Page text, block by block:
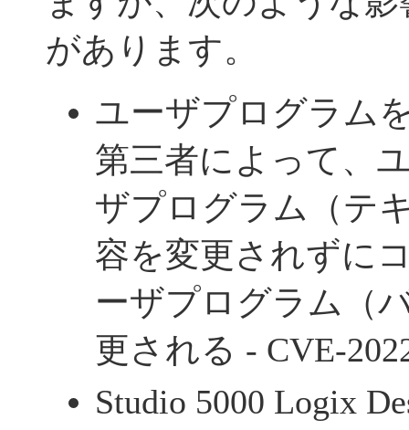
があります。
ユーザプログラム
第三者によって、
ザプログラム（テ
容を変更されずに
ーザプログラム（
更される - CVE-
Studio 5000 Logix